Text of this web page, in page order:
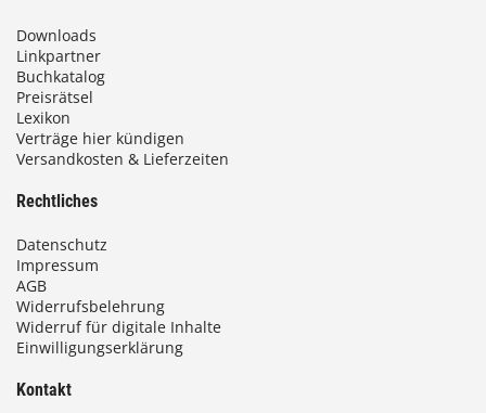
Downloads
Linkpartner
Buchkatalog
Preisrätsel
Lexikon
Verträge hier kündigen
Versandkosten & Lieferzeiten
Rechtliches
Datenschutz
Impressum
AGB
Widerrufsbelehrung
Widerruf für digitale Inhalte
Einwilligungserklärung
Kontakt